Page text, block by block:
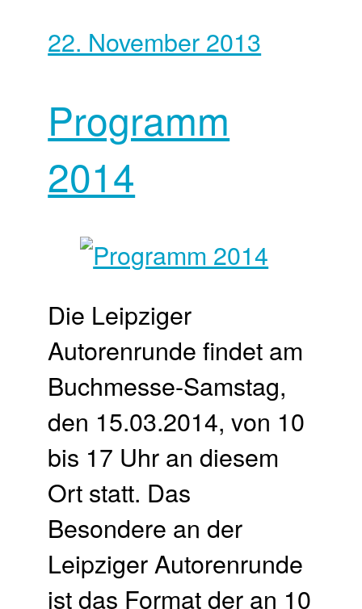
22. November 2013
Programm
2014
Die Leipziger
Autorenrunde findet am
Buchmesse-Samstag,
den 15.03.2014, von 10
bis 17 Uhr an diesem
Ort statt. Das
Besondere an der
Leipziger Autorenrunde
ist das Format der an 10